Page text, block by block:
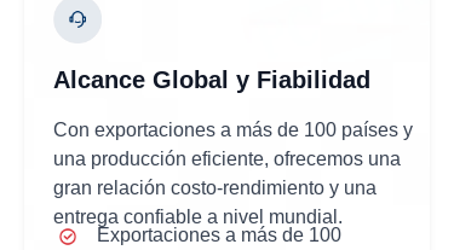
Con exportaciones a más de 100 países y
una producción eficiente, ofrecemos una
gran relación costo-rendimiento y una
entrega confiable a nivel mundial.
Alcance Global y Fiabilidad
Exportaciones a más de 100